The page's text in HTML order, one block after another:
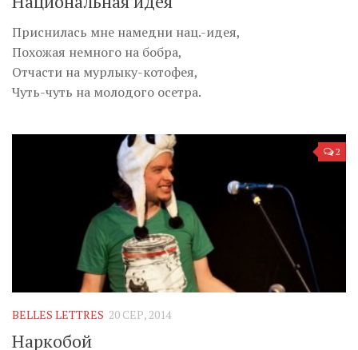
Приснилась мне намедни нац.-идея,
Похожая немного на бобра,
Отчасти на мурлыку-котофея,
Чуть-чуть на молодого осетра.
2
BELLES LETTRES 20 СЕР, 2014
Наркобой